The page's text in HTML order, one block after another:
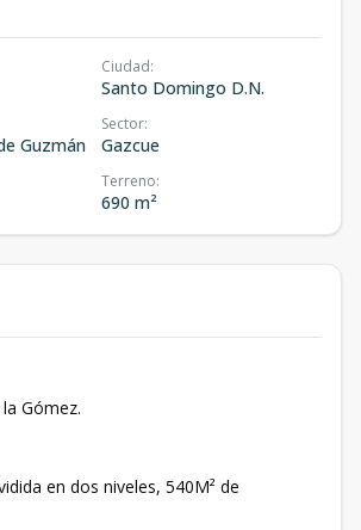
Ciudad:
Santo Domingo D.N.
Guzmán
Sector:
Gazcue
Terreno:
690 m²
Gómez.
en dos niveles, 540M² de